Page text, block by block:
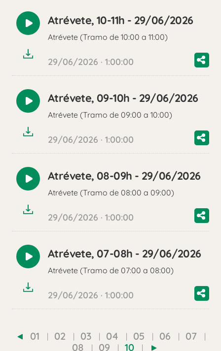
Reproducir
audio
Atrévete, 10-11h - 29/06/2026
Atrévete (Tramo de 10:00 a 11:00)
29/06/2026 · 1:00:00
Reproducir
audio
Atrévete, 09-10h - 29/06/2026
Atrévete (Tramo de 09:00 a 10:00)
29/06/2026 · 1:00:00
Reproducir
audio
Atrévete, 08-09h - 29/06/2026
Atrévete (Tramo de 08:00 a 09:00)
29/06/2026 · 1:00:00
Reproducir
audio
Atrévete, 07-08h - 29/06/2026
Atrévete (Tramo de 07:00 a 08:00)
29/06/2026 · 1:00:00
01 02 03 04 05 06
07
08
09 10